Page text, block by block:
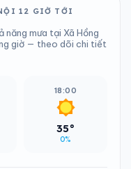
12 GIỜ TỚI
năng mưa tại Xã Hồng
giờ — theo dõi chi tiết
18:00
35°
0%